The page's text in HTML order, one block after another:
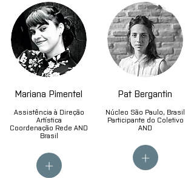
Mariana Pimentel
Assistência à Direção
Artística
Coordenação Rede AND
Brasil
+
Pat Bergantin
Núcleo São Paulo, Brasil
Participante do Coletivo
AND
+